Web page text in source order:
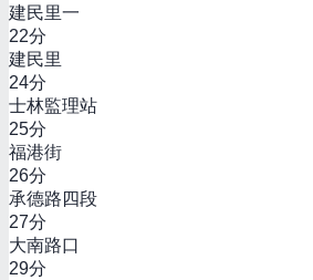
建民里一
22分
建民里
24分
士林監理站
25分
福港街
26分
承德路四段
27分
大南路口
29分